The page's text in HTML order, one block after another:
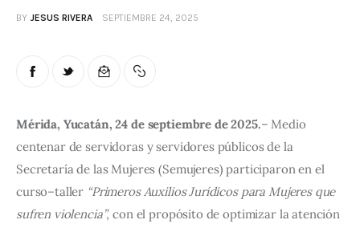
BY JESUS RIVERA SEPTIEMBRE 24, 2025
Mérida, Yucatán, 24 de septiembre de 2025.– Medio
centenar de servidoras y servidores públicos de la
Secretaría de las Mujeres (Semujeres) participaron en el
curso–taller “Primeros Auxilios Jurídicos para Mujeres que
sufren violencia”, con el propósito de optimizar la atención